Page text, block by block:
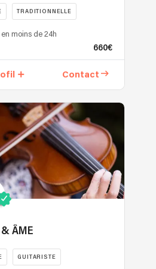
TRADITIONNELLE
en moins de 24h
660€
Contact
& ÂME
GUITARISTE